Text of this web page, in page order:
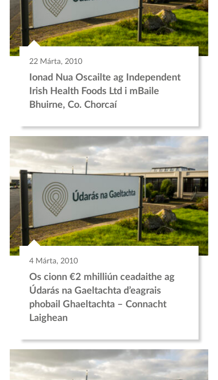
22 Márta, 2010
Ionad Nua Oscailte ag Independent
Irish Health Foods Ltd i mBaile
Bhuirne, Co. Chorcaí
4 Márta, 2010
Os cionn €2 mhilliún ceadaithe ag
Údarás na Gaeltachta d’eagrais
phobail Ghaeltachta – Connacht
Laighean